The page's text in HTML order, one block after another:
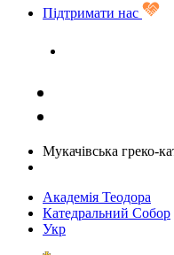
Підтримати нас
Мукачівська греко-
Академія Теодора
Катедральний Собор
Укр